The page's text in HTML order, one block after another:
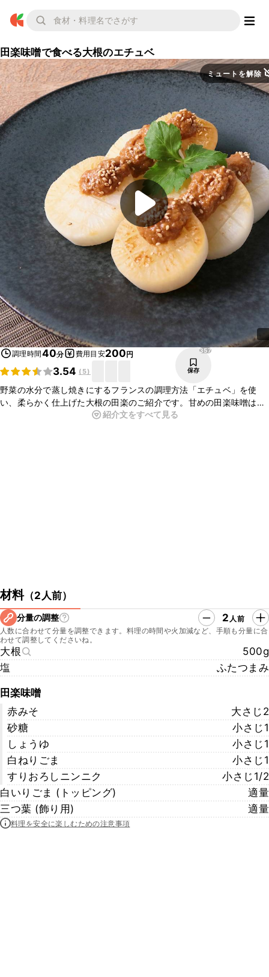
田楽味噌で食べる大根のエチュベ
ミュートを解除
調理時間40分 費用目安200円
3.54 ( 5)
357
保存
野菜の水分で蒸し焼きにするフランスの調理方法「エチュベ」を使
い、柔らかく仕上げた大根の田楽のご紹介です。甘めの田楽味噌は、
水々しくジューシーな大根とよく合います。あまり馴染みのない「エ
紹介文をすべて見る
材料（2人前）
分量の調整 2 人前
人数に合わせて分量を調整できます。料理の時間や火加減など、手順も分量に合
わせて調整してくださいね。
大根
500g
塩
ふたつまみ
田楽味噌
赤みそ
大さじ2
砂糖
小さじ1
しょうゆ
小さじ1
白ねりごま
小さじ1
すりおろしニンニク
小さじ1/2
白いりごま (トッピング)
適量
三つ葉 (飾り用)
適量
料理を安全に楽しむための注意事項